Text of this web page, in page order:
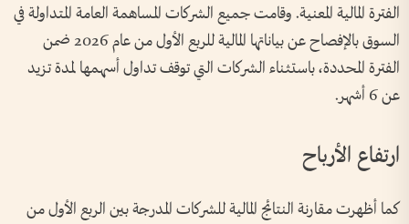
الفترة المالية المعنية. وقامت جميع الشركات المساهمة العامة المتداولة في
السوق بالإفصاح عن بياناتها المالية للربع الأول من عام 2026 ضمن
الفترة المحددة، باستثناء الشركات التي توقف تداول أسهمها لمدة تزيد
عن 6 أشهر.
ارتفاع الأرباح
كما أظهرت مقارنة النتائج المالية للشركات المدرجة بين الربع الأول من